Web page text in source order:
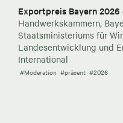
Exportpreis Bayern 2026
Handwerkskammern,
Staatsministeriums für
Landesentwicklung und
International
#Moderation #präsent #2026